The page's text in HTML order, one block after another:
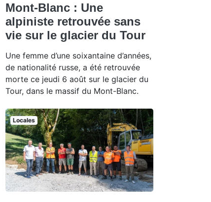
Mont-Blanc : Une
alpiniste retrouvée sans
vie sur le glacier du Tour
Une femme d’une soixantaine d’années,
de nationalité russe, a été retrouvée
morte ce jeudi 6 août sur le glacier du
Tour, dans le massif du Mont-Blanc.
Locales